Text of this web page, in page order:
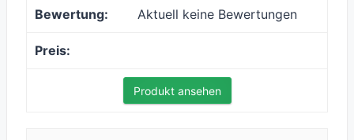
Aktuell keine Bewertungen
Produkt ansehen